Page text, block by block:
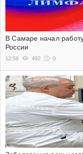
В Самаре начал
России
12:56 492 0